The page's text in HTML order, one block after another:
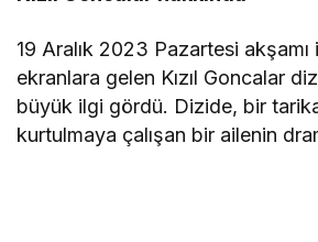
19 Aralık 2023 Pazartesi
ekranlara gelen Kızıl Goncalar
büyük ilgi gördü. Dizide, bir
kurtulmaya çalışan bir ailenin